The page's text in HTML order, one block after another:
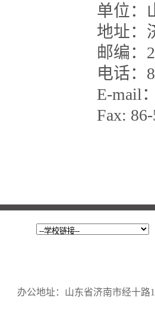
单位：
地址
邮编：
电话
E-mail
Fax:
办公地址：山东省济南市经十路